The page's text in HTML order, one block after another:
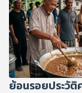
ย้อนรอยประวั